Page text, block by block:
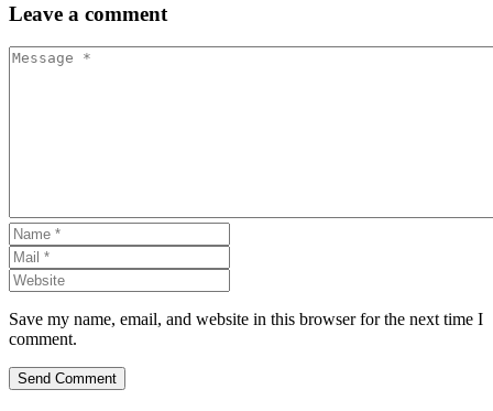
Leave a comment
Save my name, email, and website in this browser for the next time I
comment.
Send Comment